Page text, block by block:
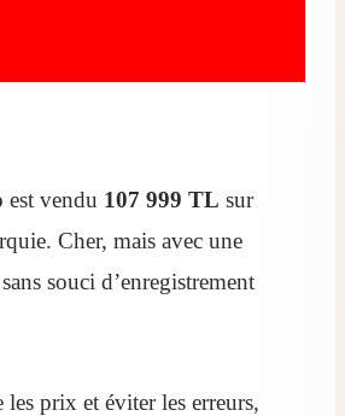
est vendu 107 999 TL sur
Cher, mais avec une
souci d’enregistrement
prix et éviter les erreurs,